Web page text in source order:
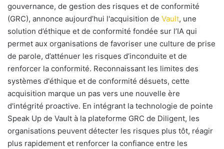
r
i
e
gouvernance, de gestion des risques et de conformité
(GRC), annonce aujourd’hui l'acquisition de Vault, une
solution d’éthique et de conformité fondée sur l’IA qui
permet aux organisations de favoriser une culture de prise
de parole, d’atténuer les risques d’inconduite et de
renforcer la conformité. Reconnaissant les limites des
systèmes d'éthique et de conformité désuets, cette
acquisition marque un pas vers une nouvelle ère
d'intégrité proactive. En intégrant la technologie de pointe
Speak Up de Vault à la plateforme GRC de Diligent, les
organisations peuvent détecter les risques plus tôt, réagir
plus rapidement et renforcer la confiance entre les